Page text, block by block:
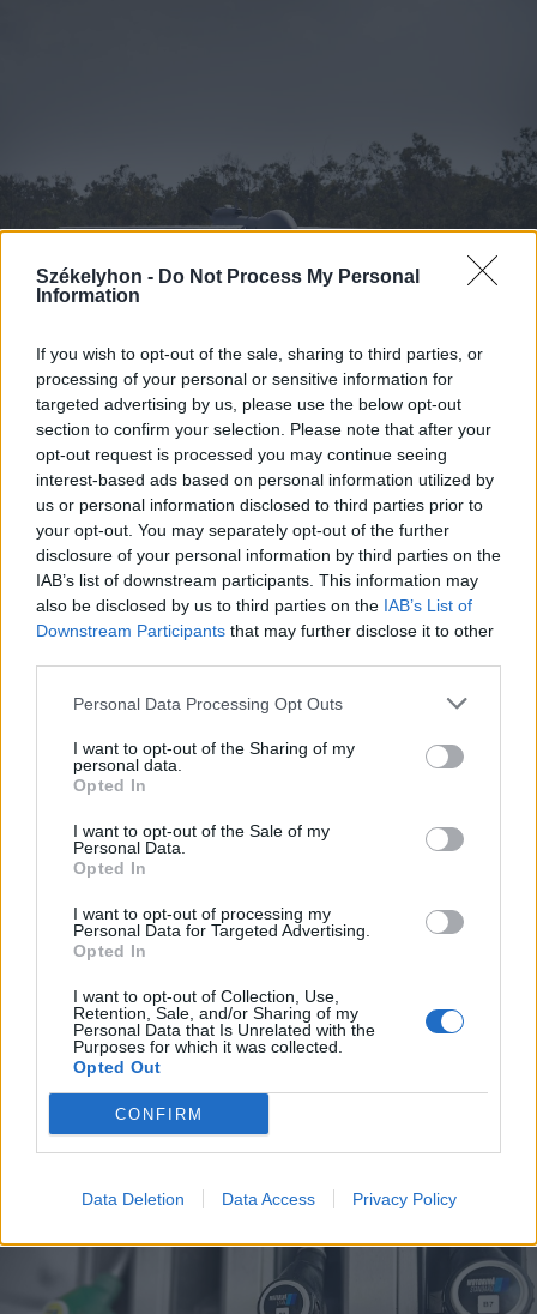
Székelyhon - Do Not Process My Personal
Information
If you wish to opt-out of the sale, sharing to third parties, or
processing of your personal or sensitive information for
targeted advertising by us, please use the below opt-out
section to confirm your selection. Please note that after your
opt-out request is processed you may continue seeing
interest-based ads based on personal information utilized by
us or personal information disclosed to third parties prior to
your opt-out. You may separately opt-out of the further
disclosure of your personal information by third parties on the
IAB’s list of downstream participants. This information may
also be disclosed by us to third parties on the IAB’s List of
Downstream Participants that may further disclose it to other
Personal Data Processing Opt Outs
I want to opt-out of the Sharing of my
personal data.
Opted In
I want to opt-out of the Sale of my
Personal Data.
Opted In
I want to opt-out of processing my
Personal Data for Targeted Advertising.
Opted In
I want to opt-out of Collection, Use,
Retention, Sale, and/or Sharing of my
Personal Data that Is Unrelated with the
Purposes for which it was collected.
Opted Out
CONFIRM
Data Deletion Data Access Privacy Policy
2026. augusztus 08., szombat
Románia irányából érkező ukrán
csalidrón robbant fel Bulgáriában –
frissítve
2026. augusztus 08., szombat
Vaddisznó szaladt le a budapesti
metróba, felszállt az egyik kocsira,
majd kilőtték – videóval